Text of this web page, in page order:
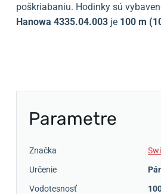
poškriabaniu. Hodinky sú
Hanowa 4335.04.003 je 100 m
Parametre
Značka
Určenie
Vodotesnosť